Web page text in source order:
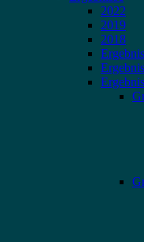
2022
2019
2018